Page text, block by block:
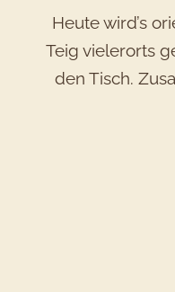
Heute wird’s
Teig vielerorts
den Tisch.